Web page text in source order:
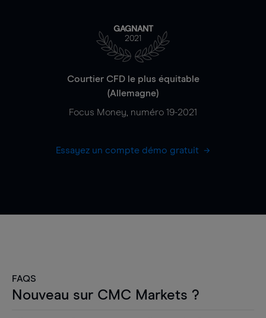
GAGNANT
2021
Courtier CFD le plus équitable
(Allemagne)
Focus Money, numéro 19-2021
Essayez un compte démo gratuit
FAQS
Nouveau sur CMC Markets ?